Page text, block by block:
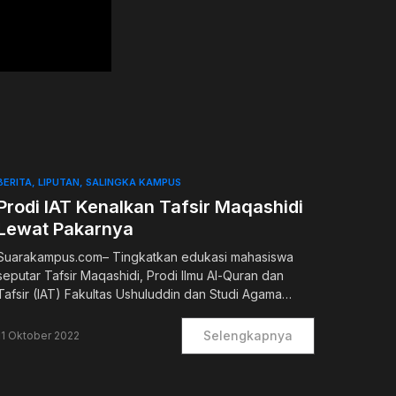
LIPUTAN SALINGKA KAMPUS
IAT Kenalkan Tafsir Maqashidi
Pakarnya
Tingkatkan edukasi mahasiswa
Tafsir Maqashidi, Prodi Ilmu Al-Quran dan
(IAT) Fakultas Ushuluddin dan Studi Agama…
Oktober 2022 Selengkapnya